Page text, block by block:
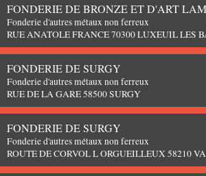
FONDERIE DE BRONZE ET D'ART
Fonderie d'autres métaux non ferreux
RUE ANATOLE FRANCE 70300 LUXEUIL LES
FONDERIE DE SURGY
Fonderie d'autres métaux non ferreux
RUE DE LA GARE 58500 SURGY
FONDERIE DE SURGY
Fonderie d'autres métaux non ferreux
ROUTE DE CORVOL L ORGUEILLEUX 58210